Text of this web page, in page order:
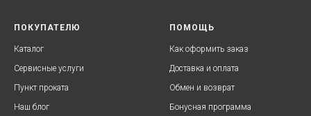
ПОКУПАТЕЛЮ
Каталог
Сервисные услуги
Пункт проката
Наш блог
ПОМОЩЬ
Как оформить заказ
Доставка и оплата
Обмен и возврат
Бонусная программа